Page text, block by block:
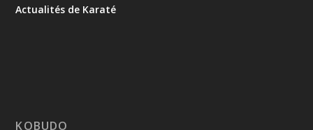
Actualités de Karaté
KOBUDO